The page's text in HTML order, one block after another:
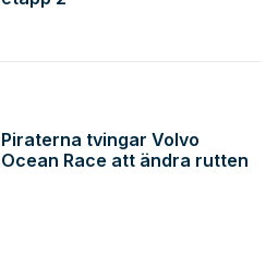
Piraterna tvingar Volvo
Ocean Race att ändra rutten